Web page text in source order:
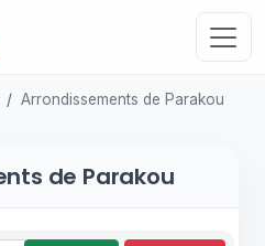
Arrondissements de Parakou
de Parakou